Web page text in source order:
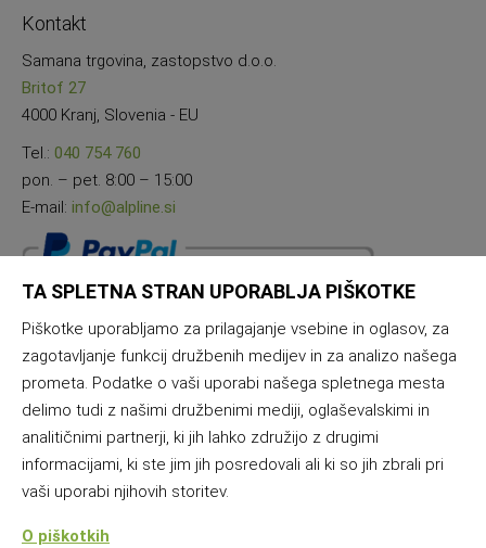
Kontakt
Samana trgovina, zastopstvo d.o.o.
Britof 27
4000 Kranj, Slovenia - EU
Tel.: 040 754 760
pon. – pet. 8:00 – 15:00
E-mail: info@alpline.si
TA SPLETNA STRAN UPORABLJA PIŠKOTKE
Piškotke uporabljamo za prilagajanje vsebine in oglasov, za
zagotavljanje funkcij družbenih medijev in za analizo našega
prometa. Podatke o vaši uporabi našega spletnega mesta
delimo tudi z našimi družbenimi mediji, oglaševalskimi in
analitičnimi partnerji, ki jih lahko združijo z drugimi
informacijami, ki ste jim jih posredovali ali ki so jih zbrali pri
vaši uporabi njihovih storitev.
O piškotkih